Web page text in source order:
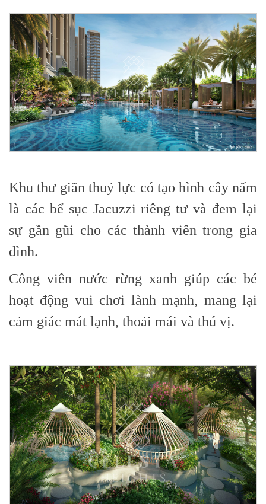
Khu thư giãn thuỷ lực có tạo hình cây nấm
là các bể sục Jacuzzi riêng tư và đem lại
sự gần gũi cho các thành viên trong gia
đình.
Công viên nước rừng xanh giúp các bé
hoạt động vui chơi lành mạnh, mang lại
cảm giác mát lạnh, thoải mái và thú vị.